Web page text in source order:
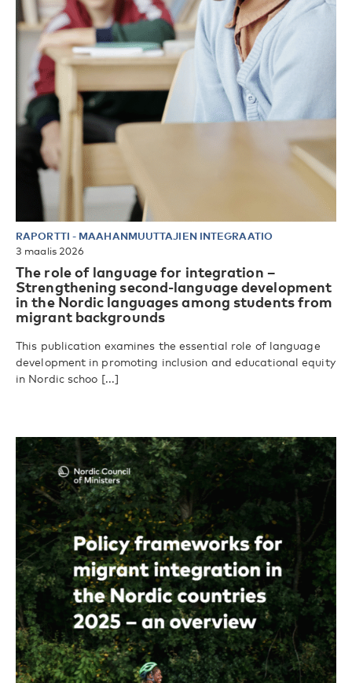
RAPORTTI - MAAHANMUUTTAJIEN INTEGRAATIO
3 maalis 2026
The role of language for integration –
Strengthening second-language development
in the Nordic languages among students from
migrant backgrounds
This publication examines the essential role of language
development in promoting inclusion and educational equity
in Nordic schoo [...]